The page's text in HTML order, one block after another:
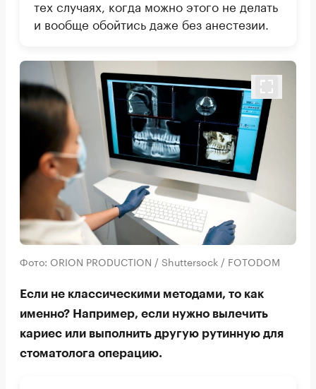
тех случаях, когда можно этого не делать
и вообще обойтись даже без анестезии.
Фото: ORION PRODUCTION / Shuttersock / FOTODOM
Если не классическими методами, то как
именно? Например, если нужно вылечить
кариес или выполнить другую рутинную для
стоматолога операцию.